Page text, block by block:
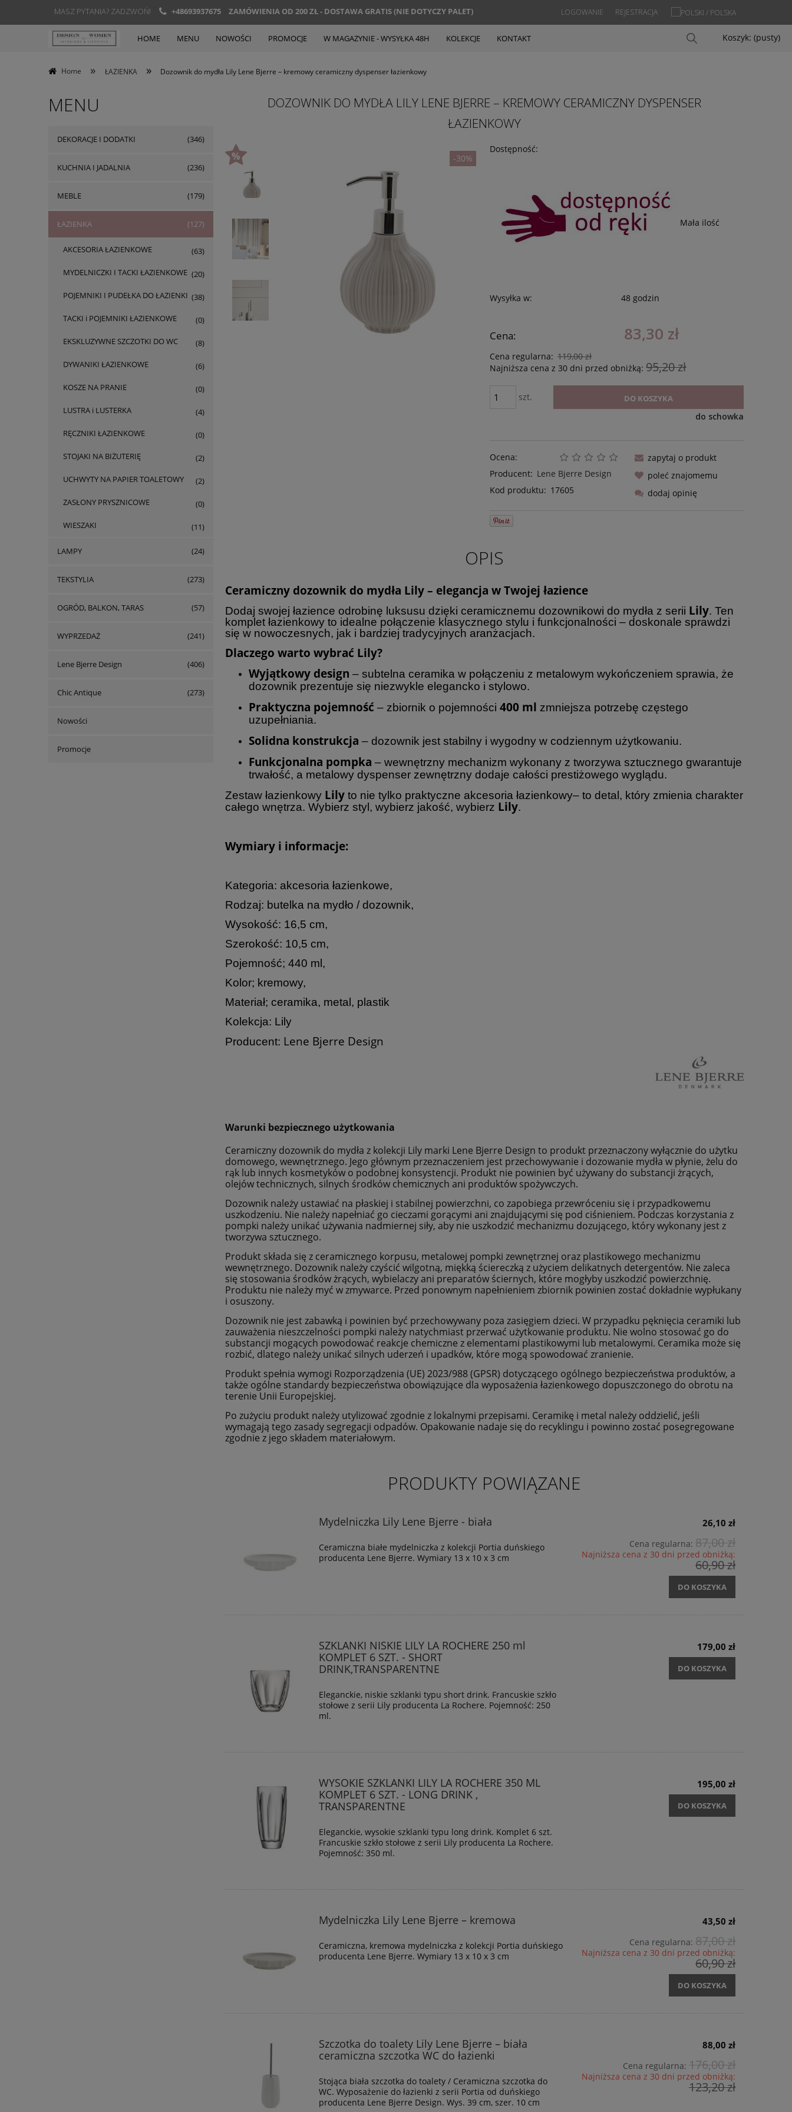
MASZ PYTANIA? ZADZWOŃ! +48693937675 ZAMÓWIENIA OD 200 ZŁ - DOSTAWA GRATIS (NIE DOTYCZY PALET) REJESTRACJA
LOGOWANIE
Koszyk: (pusty)
HOME MENU NOWOŚCI PROMOCJE W MAGAZYNIE - WYSYŁKA 48H KOLEKCJE KONTAKT
Home » ŁAZIENKA » Dozownik do mydła Lily Lene Bjerre – kremowy ceramiczny dyspenser łazienkowy
MENU
DEKORACJE I DODATKI (346)
KUCHNIA I JADALNIA (236)
MEBLE (179)
ŁAZIENKA (127)
AKCESORIA ŁAZIENKOWE (63)
MYDELNICZKI I TACKI ŁAZIENKOWE (20)
POJEMNIKI I PUDEŁKA DO ŁAZIENKI (38)
TACKI i POJEMNIKI ŁAZIENKOWE (0)
EKSKLUZYWNE SZCZOTKI DO WC (8)
DYWANIKI ŁAZIENKOWE (6)
KOSZE NA PRANIE (0)
LUSTRA i LUSTERKA (4)
RĘCZNIKI ŁAZIENKOWE (0)
STOJAKI NA BIŻUTERIĘ (2)
UCHWYTY NA PAPIER TOALETOWY (2)
ZASŁONY PRYSZNICOWE (0)
WIESZAKI (11)
LAMPY (24)
TEKSTYLIA (273)
OGRÓD, BALKON, TARAS (57)
WYPRZEDAŻ (241)
Lene Bjerre Design (406)
Chic Antique (273)
Nowości
Promocje
DOZOWNIK DO MYDŁA LILY LENE BJERRE – KREMOWY CERAMICZNY DYSPENSER
ŁAZIENKOWY
-30%
Dostępność:
Mała ilość
Wysyłka w: 48 godzin
Cena: 83,30 zł
Cena regularna: 119,00 zł
Najniższa cena z 30 dni przed obniżką:95,20 zł
szt. DO KOSZYKA
do schowka
Ocena:
Producent: Lene Bjerre Design
Kod produktu: 17605
zapytaj o produkt
poleć znajomemu
dodaj opinię
OPIS
Ceramiczny dozownik do mydła Lily – elegancja w Twojej łazience
Dodaj swojej łazience odrobinę luksusu dzięki ceramicznemu dozownikowi do mydła z serii Lily. Ten
komplet łazienkowy to idealne połączenie klasycznego stylu i funkcjonalności – doskonale sprawdzi
się w nowoczesnych, jak i bardziej tradycyjnych aranżacjach.
Dlaczego warto wybrać Lily?
Wyjątkowy design – subtelna ceramika w połączeniu z metalowym wykończeniem sprawia, że
dozownik prezentuje się niezwykle elegancko i stylowo.
Praktyczna pojemność – zbiornik o pojemności 400 ml zmniejsza potrzebę częstego
uzupełniania.
Solidna konstrukcja – dozownik jest stabilny i wygodny w codziennym użytkowaniu.
Funkcjonalna pompka – wewnętrzny mechanizm wykonany z tworzywa sztucznego gwarantuje
trwałość, a metalowy dyspenser zewnętrzny dodaje całości prestiżowego wyglądu.
Zestaw łazienkowy Lily to nie tylko praktyczne akcesoria łazienkowy– to detal, który zmienia charakter
całego wnętrza. Wybierz styl, wybierz jakość, wybierz Lily.
Wymiary i informacje:
Kategoria: akcesoria łazienkowe,
Rodzaj: butelka na mydło / dozownik,
Wysokość: 16,5 cm,
Szerokość: 10,5 cm,
Pojemność; 440 ml,
Kolor; kremowy,
Materiał; ceramika, metal, plastik
Kolekcja: Lily
Producent: Lene Bjerre Design
Warunki bezpiecznego użytkowania
Ceramiczny dozownik do mydła z kolekcji Lily marki Lene Bjerre Design to produkt przeznaczony wyłącznie do użytku
domowego, wewnętrznego. Jego głównym przeznaczeniem jest przechowywanie i dozowanie mydła w płynie, żelu do
rąk lub innych kosmetyków o podobnej konsystencji. Produkt nie powinien być używany do substancji żrących,
olejów technicznych, silnych środków chemicznych ani produktów spożywczych.
Dozownik należy ustawiać na płaskiej i stabilnej powierzchni, co zapobiega przewróceniu się i przypadkowemu
uszkodzeniu. Nie należy napełniać go cieczami gorącymi ani znajdującymi się pod ciśnieniem. Podczas korzystania z
pompki należy unikać używania nadmiernej siły, aby nie uszkodzić mechanizmu dozującego, który wykonany jest z
tworzywa sztucznego.
Produkt składa się z ceramicznego korpusu, metalowej pompki zewnętrznej oraz plastikowego mechanizmu
wewnętrznego. Dozownik należy czyścić wilgotną, miękką ściereczką z użyciem delikatnych detergentów. Nie zaleca
się stosowania środków żrących, wybielaczy ani preparatów ściernych, które mogłyby uszkodzić powierzchnię.
Produktu nie należy myć w zmywarce. Przed ponownym napełnieniem zbiornik powinien zostać dokładnie wypłukany
i osuszony.
Dozownik nie jest zabawką i powinien być przechowywany poza zasięgiem dzieci. W przypadku pęknięcia ceramiki lub
zauważenia nieszczelności pompki należy natychmiast przerwać użytkowanie produktu. Nie wolno stosować go do
substancji mogących powodować reakcje chemiczne z elementami plastikowymi lub metalowymi. Ceramika może się
rozbić, dlatego należy unikać silnych uderzeń i upadków, które mogą spowodować zranienie.
Produkt spełnia wymogi Rozporządzenia (UE) 2023/988 (GPSR) dotyczącego ogólnego bezpieczeństwa produktów, a
także ogólne standardy bezpieczeństwa obowiązujące dla wyposażenia łazienkowego dopuszczonego do obrotu na
terenie Unii Europejskiej.
Po zużyciu produkt należy utylizować zgodnie z lokalnymi przepisami. Ceramikę i metal należy oddzielić, jeśli
wymagają tego zasady segregacji odpadów. Opakowanie nadaje się do recyklingu i powinno zostać posegregowane
zgodnie z jego składem materiałowym.
PRODUKTY POWIĄZANE
Mydelniczka Lily Lene Bjerre - biała
Ceramiczna białe mydelniczka z kolekcji Portia duńskiego
producenta Lene Bjerre. Wymiary 13 x 10 x 3 cm
26,10 zł
Cena regularna: 87,00 zł
Najniższa cena z 30 dni przed obniżką:
60,90 zł
DO KOSZYKA
SZKLANKI NISKIE LILY LA ROCHERE 250 ml
KOMPLET 6 SZT. - SHORT
DRINK,TRANSPARENTNE
Eleganckie, niskie szklanki typu short drink. Francuskie szkło
stołowe z serii Lily producenta La Rochere. Pojemność: 250
ml.
179,00 zł
DO KOSZYKA
WYSOKIE SZKLANKI LILY LA ROCHERE 350 ML
KOMPLET 6 SZT. - LONG DRINK ,
TRANSPARENTNE
Eleganckie, wysokie szklanki typu long drink. Komplet 6 szt.
Francuskie szkło stołowe z serii Lily producenta La Rochere.
Pojemność: 350 ml.
195,00 zł
DO KOSZYKA
Mydelniczka Lily Lene Bjerre – kremowa
Ceramiczna, kremowa mydelniczka z kolekcji Portia duńskiego
producenta Lene Bjerre. Wymiary 13 x 10 x 3 cm
43,50 zł
Cena regularna: 87,00 zł
Najniższa cena z 30 dni przed obniżką:
60,90 zł
DO KOSZYKA
Szczotka do toalety Lily Lene Bjerre – biała
ceramiczna szczotka WC do łazienki
Stojąca biała szczotka do toalety / Ceramiczna szczotka do
WC. Wyposażenie do łazienki z serii Portia od duńskiego
producenta Lene Bjerre Design. Wys. 39 cm, szer. 10 cm
88,00 zł
Cena regularna: 176,00 zł
Najniższa cena z 30 dni przed obniżką:
123,20 zł